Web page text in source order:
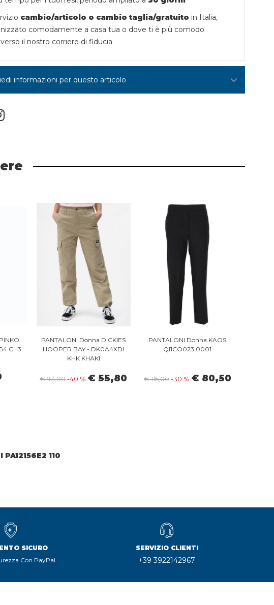
cambio/articolo o cambio taglia/gratuito in Italia,
comodamente a casa tua o dove ti è più comodo
il nostro corriere di fiducia
informazioni per questo articolo
CH3
PANTALONI Donna DICKIES
HOOPER BAY - DK0A4XDI
KHK KHAKI
€ 93,00-40 % € 55,80
PANTALONI Donna KAOS
QI1CO023 0001
€ 115,00-30 % € 80,50
110
SICURO
Con PayPal
SERVIZIO CLIENTI
+39 3922142967